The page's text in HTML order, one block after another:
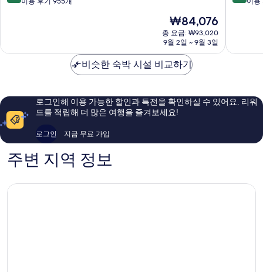
키
에
초
점,
아
이
용
955
현
재
요
₩84,076
₩84,076
총 요금: ₩93,020
9월 2일 ~ 9월 3일
토
키
지
점,
요,
이
비슷한 숙박 시설 비교하기
로그인해 이용 가능한 할인과 특전을 확인하실 수 있어요. 리워
드를 적립해 더 많은 여행을 즐겨보세요!
로그인 지금 무료 가입
주변 지역 정보